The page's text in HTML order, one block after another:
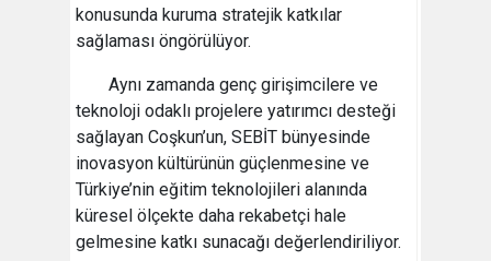
konusunda kuruma stratejik katkılar
sağlaması öngörülüyor.
Aynı zamanda genç girişimcilere ve
teknoloji odaklı projelere yatırımcı desteği
sağlayan Coşkun’un, SEBİT bünyesinde
inovasyon kültürünün güçlenmesine ve
Türkiye’nin eğitim teknolojileri alanında
küresel ölçekte daha rekabetçi hale
gelmesine katkı sunacağı değerlendiriliyor.